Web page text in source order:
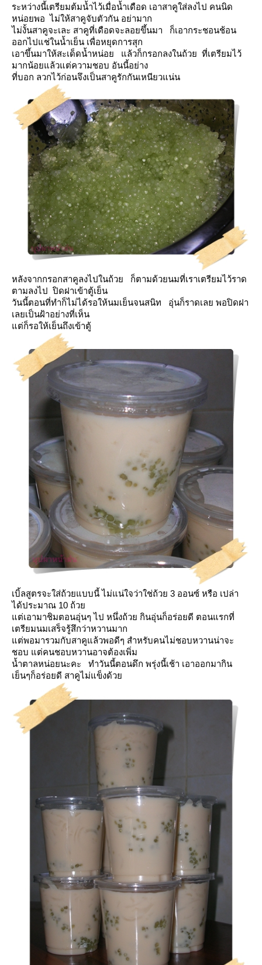
ระหว่างนี้เตรียมต้มน้ำไว้เมื่อน้ำเดือด เอาสาคูใส่ลงไป คนนิด
หน่อยพอ ไม่ให้สาคูจับตัวกัน อย่ามาก
ไม่งั้นสาคูจะเละ สาคูที่เดือดจะลอยขึ้นมา ก็เอากระชอนช้อน
ออกไปแช่ในน้ำเย็น เพื่อหยุดการสุก
เอาขึ้นมาให้สะเด็ดน้ำหน่อ
ล้วก็กรอกลงในถ้วย ที่เตรียมไว้
มากน้อยแล้วแต่ความชอบ อันนี้อย่าง
ที่บอก ลวกไว้ก่อนจึงเป็นสาคูรักกันเหนียวแน่น
หลังจากกรอกสาคูลงไปในถ้วย ก็ตามด้วยนมที่เราเตรียมไว้ราด
ตามลงไป ปิดฝาเข้าตู้เย็น
วันนี้ตอนที่ทำก็ไม่ได้รอให้นมเย็นจนสนิท อุ่นก็ราดเล พอปิดฝา
เลยเป็นฝ้าอย่างที่เห็น
ต่ก็รอให้เย็นถึงเข้าตู้
เบิ้ลสูตรจะใส่ถ้วยแบบนี้ ไม่แน่ใจว่าใช่ถ้ว 3 ออนซ์ หรือ เปล่า
ได้ประมาณ 10 ถ้ว
ต่เอามาชิมตอนอุ่นๆ ไป หนึ่งถ้วย กินอุ่นก็อร่อยดี ตอนแรกที่
เตรียมนมเสร็จรู้สึกว่าหวานมาก
ต่พอมารวมกับสาคูแล้วพอดีๆ สำหรับคนไม่ชอบหวานน่าจะ
ชอบ แต่คนชอบหวานอาจต้องเพิ่ม
น้ำตาลหน่อยนะคะ
ทำวันนี้ตอนดึก พรุ่งนี้เช้า เอาออกมากิน
เย็นๆก็อร่อยดี สาคูไม่แข็งด้ว